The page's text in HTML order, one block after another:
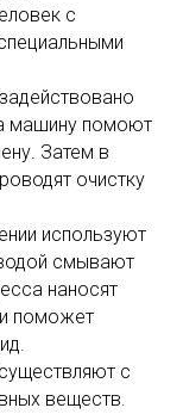
с
машину помоют
Затем в
очистку
используют
смывают
наносят
поможет
с
веществ.